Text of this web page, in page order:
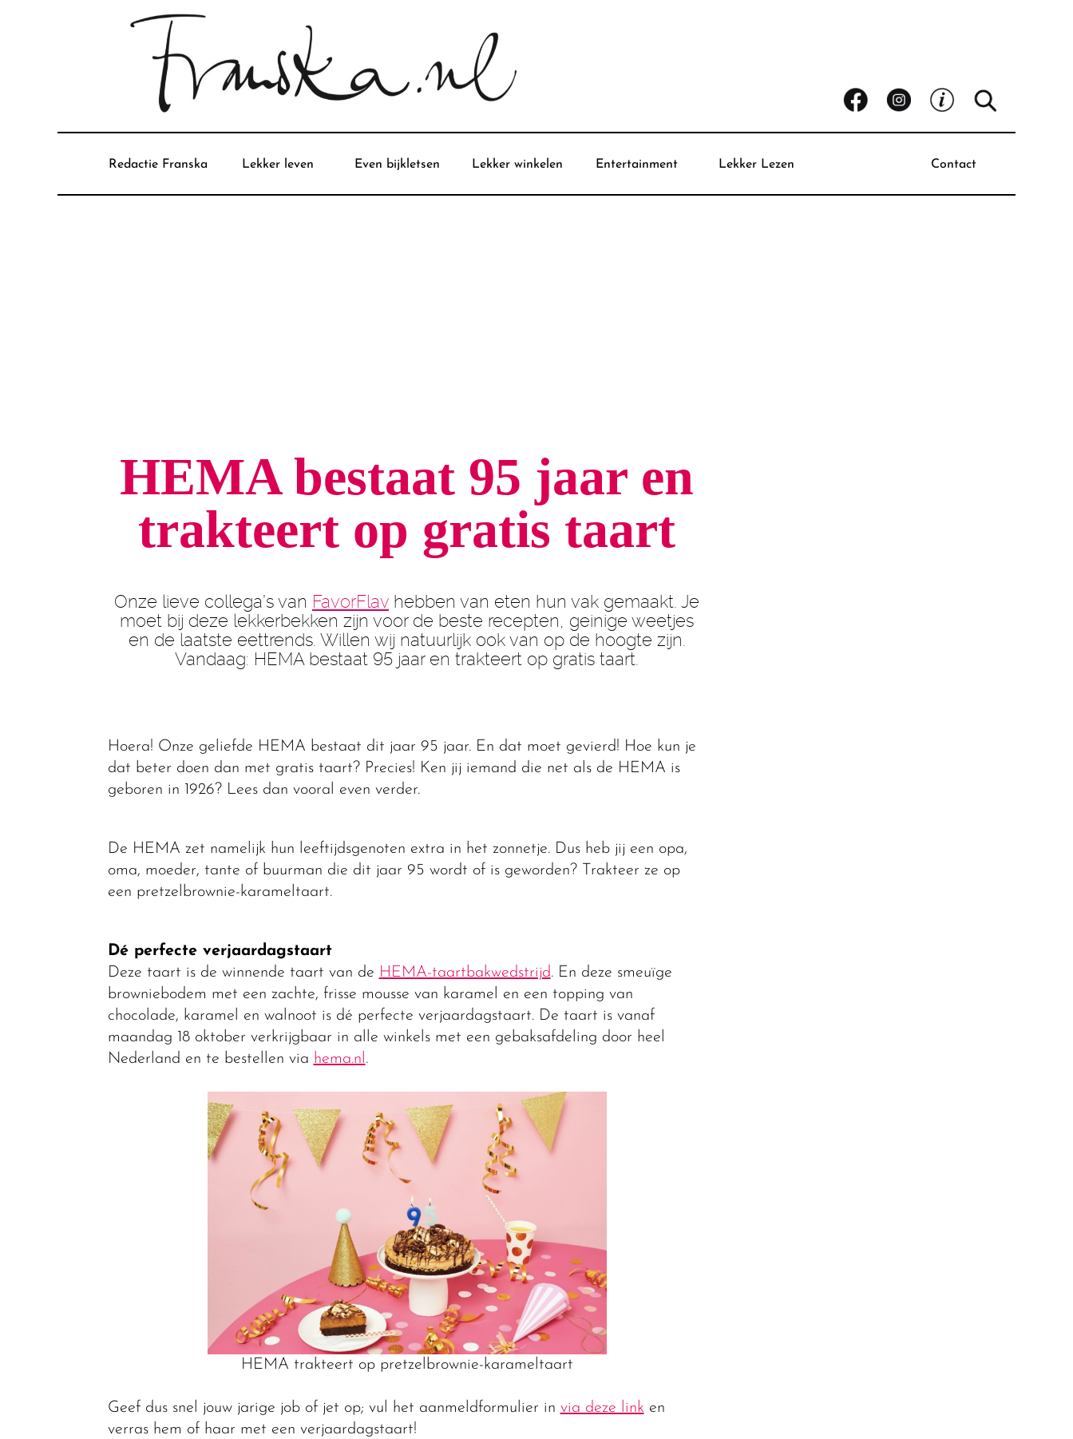
Redactie Franska Lekker leven Even bijkletsen Lekker winkelen Entertainment Lekker Lezen Contact
HEMA bestaat 95 jaar en
trakteert op gratis taart
Onze lieve collega’s van FavorFlav hebben van eten hun vak gemaakt. Je
moet bij deze lekkerbekken zijn voor de beste recepten, geinige weetjes
en de laatste eettrends. Willen wij natuurlijk ook van op de hoogte zijn.
Vandaag: HEMA bestaat 95 jaar en trakteert op gratis taart.
Hoera! Onze geliefde HEMA bestaat dit jaar 95 jaar. En dat moet gevierd! Hoe kun je
dat beter doen dan met gratis taart? Precies! Ken jij iemand die net als de HEMA is
geboren in 1926? Lees dan vooral even verder.
De HEMA zet namelijk hun leeftijdsgenoten extra in het zonnetje. Dus heb jij een opa,
oma, moeder, tante of buurman die dit jaar 95 wordt of is geworden? Trakteer ze op
een pretzelbrownie-karameltaart.
Dé perfecte verjaardagstaart
Deze taart is de winnende taart van de HEMA-taartbakwedstrijd. En deze smeuïge
browniebodem met een zachte, frisse mousse van karamel en een topping van
chocolade, karamel en walnoot is dé perfecte verjaardagstaart. De taart is vanaf
maandag 18 oktober verkrijgbaar in alle winkels met een gebaksafdeling door heel
Nederland en te bestellen via hema.nl.
HEMA trakteert op pretzelbrownie-karameltaart
Geef dus snel jouw jarige job of jet op; vul het aanmeldformulier in via deze link en
verras hem of haar met een verjaardagstaart!